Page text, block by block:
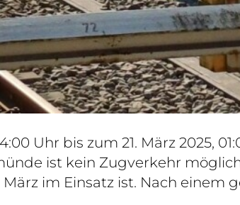
Uhr bis zum 21. März 2025,
ist kein Zugverkehr
im Einsatz ist. Nach einem